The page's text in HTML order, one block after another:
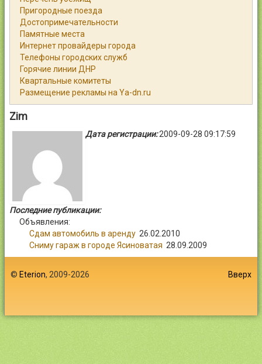
Справочник
Работа
Объявления
Помощь
Пригородные поезда
Достопримечательности
Памятные места
Интернет провайдеры города
Телефоны городских служб
Горячие линии ДНР
Квартальные комитеты
Размещение рекламы на Ya-dn.ru
Zim
Дата регистрации:2009-09-28 09:17:59
Последние публикации:
Объявления:
Сдам автомобиль в аренду 26.02.2010
Сниму гараж в городе Ясиноватая 28.09.2009
© Eterion, 2009-2026 Вверх